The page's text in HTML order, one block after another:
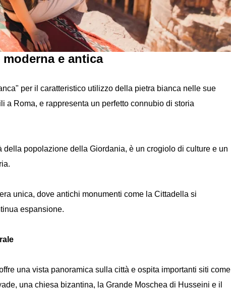
e antica
per il caratteristico utilizzo della pietra bianca nelle sue
a Roma, e rappresenta un perfetto connubio di storia
della popolazione della Giordania, è un crogiolo di culture e un
unica, dove antichi monumenti come la Cittadella si
espansione.
una vista panoramica sulla città e ospita importanti siti come
una chiesa bizantina, la Grande Moschea di Husseini e il